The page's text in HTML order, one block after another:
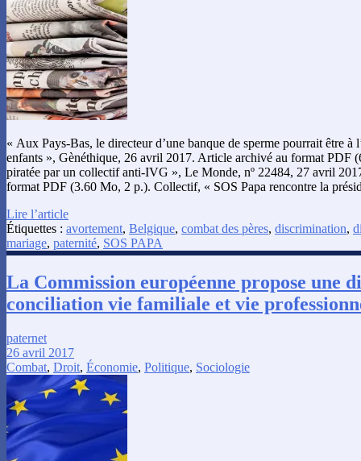
« Aux Pays-Bas, le directeur d’une banque de sperme pourrait être à
enfants », Gènéthique, 26 avril 2017. Article archivé au format PDF
piratée par un collectif anti-IVG », Le Monde, nº 22484, 27 avril
format PDF (3.60 Mo, 2 p.). Collectif, « SOS Papa rencontre la
Lire l’article
Étiquettes : avortement, Belgique, combat des pères, discrimination,
mariage, paternité, SOS PAPA
La Commission européenne propose une
conciliation vie familiale et vie
paternet
26 avril 2017
Combat, Droit, Économie, Politique, Sociologie